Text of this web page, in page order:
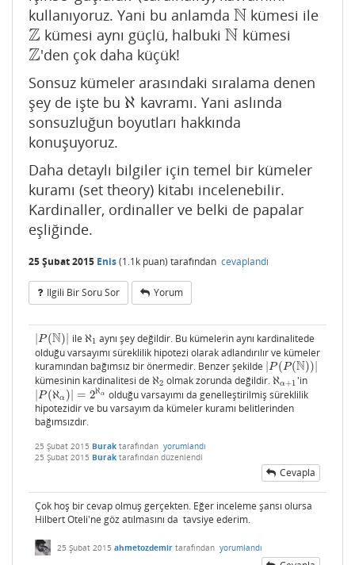
kullanıyoruz. Yani bu anlamda N
N kümesi ile
Z
Z kümesi aynı güçlü, halbukiN
N kümesi
Z
Z 'den çok daha küçük!
Sonsuz kümeler arasındaki sıralama denen
şey de işte bu ℵ
ℵ kavramı. Yani aslında
sonsuzluğun boyutları hakkında
konuşuyoruz.
Daha detaylı bilgiler için temel bir kümeler
kuramı (set theory) kitabı incelenebilir.
Kardinaller, ordinaller ve belki de papalar
eşliğinde.
25 Şubat 2015 Enis(1.1k puan) tarafından cevaplandı
Ilgili Bir Soru Sor Yorum
P(N)
|P(N)| ile ℵ1
ℵ1 aynı şey değildir. Bu kümelerin aynı kardinalitede
olduğu varsayımı süreklilik hipotezi olarak adlandırılır ve kümeler
kuramından bağımsız bir önermedir. Benzer şekilde P(P(N))
|P(P(N))|
kümesinin kardinalitesi de ℵ2
ℵ2 olmak zorunda değildir. ℵα+1
ℵα+1'in
P(ℵα ) = 2ℵα
|P(ℵα)|= 2ℵ α
olduğu varsayımı da genelleştirilmiş süreklilik
hipotezidir ve bu varsayım da kümeler kuramı belitlerinden
bağımsızdır.
25 Şubat 2015 Burak tarafından yorumlandı
25 Şubat 2015 Burak tarafından düzenlendi
Cevapla
Çok hoş bir cevap olmuş gerçekten. Eğer inceleme şansı olursa
Hilbert Oteli'ne göz atılmasını da tavsiye ederim.
25 Şubat 2015 ahmetozdemir tarafından yorumlandı